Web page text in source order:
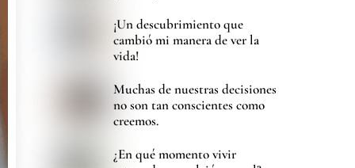
¡Un descubrimiento que
cambió mi manera de ver la
vida!
Muchas de nuestras decisiones
no son tan conscientes como
creemos.
¿En qué momento vivir